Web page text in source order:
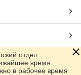
отдел
время.
в рабочее время